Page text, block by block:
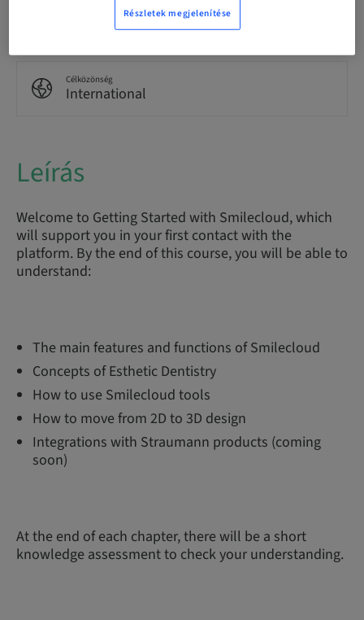
Kézbesítési mód
eLearning
Célközönség
International
Leírás
Welcome to Getting Started with Smilecloud, which
will support you in your first contact with the
platform. By the end of this course, you will be able to
understand:
The main features and functions of Smilecloud
Concepts of Esthetic Dentistry
How to use Smilecloud tools
How to move from 2D to 3D design
Integrations with Straumann products (coming
soon)
At the end of each chapter, there will be a short
knowledge assessment to check your understanding.
Részletek megjelenítése